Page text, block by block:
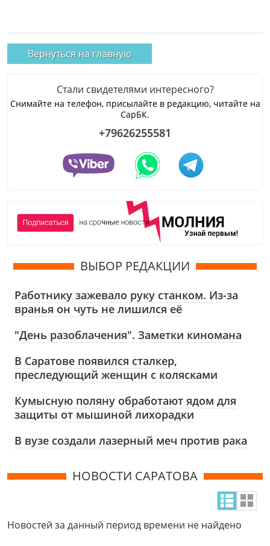
Вернуться на главную
Стали свидетелями интересного?
Снимайте на телефон, присылайте в редакцию, читайте на
СарБК.
+79626255581
ВЫБОР РЕДАКЦИИ
Работнику зажевало руку станком. Из-за
вранья он чуть не лишился её
"День разоблачения". Заметки киномана
В Саратове появился сталкер,
преследующий женщин с колясками
Кумысную поляну обработают ядом для
защиты от мышиной лихорадки
В вузе создали лазерный меч против рака
НОВОСТИ САРАТОВА
Новостей за данный период времени не найдено